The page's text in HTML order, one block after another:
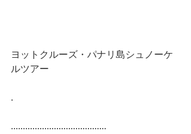
ヨットクルーズ・パナリ島シュノーケ
ルツアー
.
........................................